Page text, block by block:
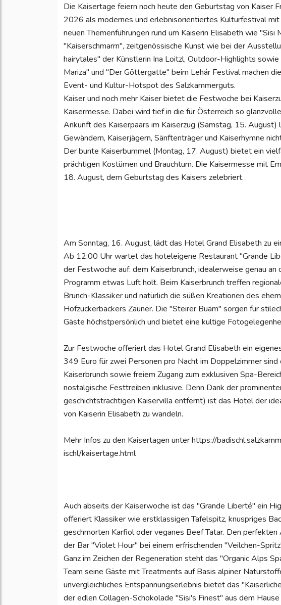
Die Kaisertage feiern noch heute den Geburtstag von Kaiser
2026 als modernes und erlebnisorientiertes Kulturfestival
neuen Themenführungen rund um Kaiserin Elisabeth wie
"Kaiserschmarrn", zeitgenössische Kunst wie bei der
hairytales" der Künstlerin Ina Loitzl, Outdoor-Highlights
Mariza" und "Der Göttergatte" beim Lehár Festival machen
Event- und Kultur-Hotspot des Salzkammerguts.
Kaiser und noch mehr Kaiser bietet die Festwoche bei
Kaisermesse. Dabei wird tief in die für Österreich so
Ankunft des Kaiserpaars im Kaiserzug (Samstag, 15. August)
Gewändern, Kaiserjägern, Sänftenträger und Kaiserhymne
Der bunte Kaiserbummel (Montag, 17. August) bietet ein
prächtigen Kostümen und Brauchtum. Die Kaisermesse mit
18. August, dem Geburtstag des Kaisers zelebriert.
Am Sonntag, 16. August, lädt das Hotel Grand Elisabeth zu
Ab 12:00 Uhr wartet das hoteleigene Restaurant "Grande
der Festwoche auf: dem Kaiserbrunch, idealerweise genau an
Programm etwas Luft holt. Beim Kaiserbrunch treffen
Brunch-Klassiker und natürlich die süßen Kreationen des
Hofzuckerbäckers Zauner. Die "Steirer Buam" sorgen für
Gäste höchstpersönlich und bietet eine kultige
Zur Festwoche offeriert das Hotel Grand Elisabeth ein
349 Euro für zwei Personen pro Nacht im Doppelzimmer
Kaiserbrunch sowie freiem Zugang zum exklusiven Spa-
nostalgische Festtreiben inklusive. Denn Dank der
geschichtsträchtigen Kaiservilla entfernt) ist das Hotel der
von Kaiserin Elisabeth zu wandeln.
Mehr Infos zu den Kaisertagen unter https://
ischl/kaisertage.html
Auch abseits der Kaiserwoche ist das "Grande Liberté" ein
offeriert Klassiker wie erstklassigen Tafelspitz, knuspriges
geschmorten Karfiol oder veganes Beef Tatar. Den perfekten
der Bar "Violet Hour" bei einem erfrischenden "Veilchen-
Ganz im Zeichen der Regeneration steht das "Organic Alps
Team seine Gäste mit Treatments auf Basis alpiner
unvergleichliches Entspannungserlebnis bietet das
der edlen Collagen-Schokolade "Sisi's Finest" aus dem